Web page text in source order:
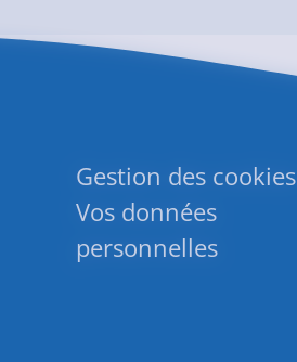
Gestion des cookies
Vos données
personnelles